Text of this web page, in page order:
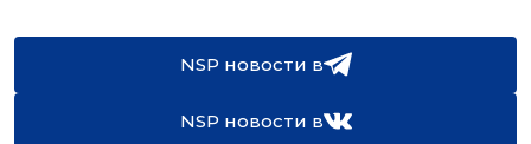
NSP новости в
NSP новости в